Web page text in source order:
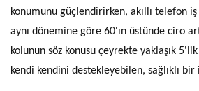
konumunu güçlendirirken, akıllı telefon iş
aynı dönemine göre 60'ın üstünde ciro
kolunun söz konusu çeyrekte yaklaşık
kendi kendini destekleyebilen, sağlıklı bir